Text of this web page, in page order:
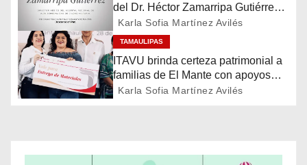
ó
n
d
del Dr. Héctor Zamarripa Gutiérrez,
destacado servidor de la salud
Karla Sofia Martínez Avilés
TAMAULIPAS
ITAVU brinda certeza patrimonial a
familias de El Mante con apoyos
para mejorar sus viviendas
Karla Sofia Martínez Avilés